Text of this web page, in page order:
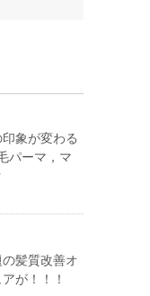
印象が変わる
パーマ，マ
髪質改善オ
が！！！